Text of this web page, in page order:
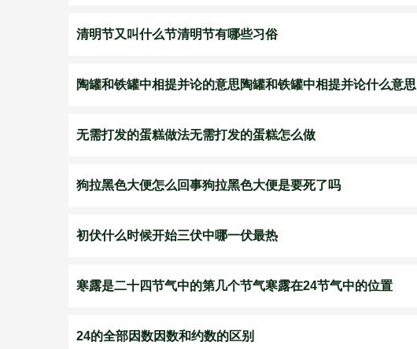
清明节又叫什么节清明节有哪些习俗
陶罐和铁罐中相提并论的意思陶罐和铁罐中相提并论什么意思
无需打发的蛋糕做法无需打发的蛋糕怎么做
狗拉黑色大便怎么回事狗拉黑色大便是要死了吗
初伏什么时候开始三伏中哪一伏最热
寒露是二十四节气中的第几个节气寒露在24节气中的位置
24的全部因数因数和约数的区别